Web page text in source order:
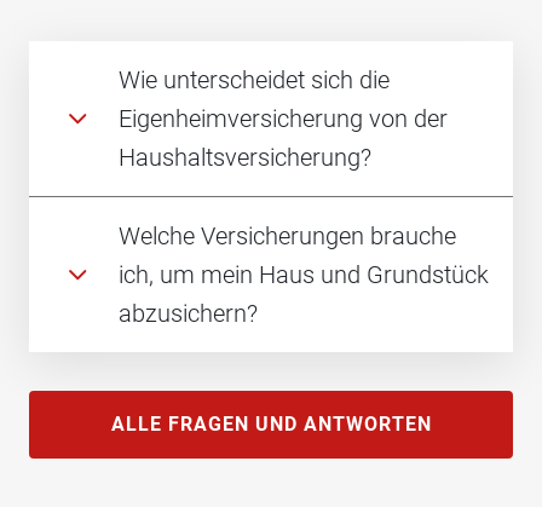
Wie unterscheidet sich die
Eigenheimversicherung von der
Haushaltsversicherung?
Welche Versicherungen brauche
ich, um mein Haus und Grundstück
abzusichern?
ALLE FRAGEN UND ANTWORTEN